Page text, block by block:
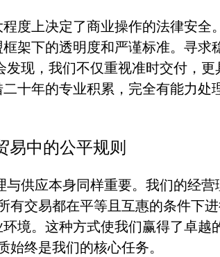
度上决定了商业操作的法律安全
架下的透明度和严谨标准。寻求
现，我们不仅重视准时交付，
十年的专业积累，完全有能力处
易中的公平规则
与供应本身同样重要。我们的经营
有交易都在平等且互惠的条件下
境。这种方式使我们赢得了卓越
始终是我们的核心任务。